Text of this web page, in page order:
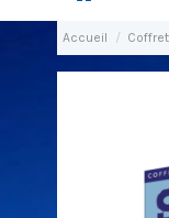
Accueil